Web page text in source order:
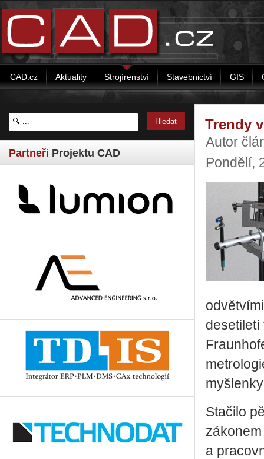
CAD.cz Aktuality Strojírenství Stavebnictví GIS
Partneři Projektu CAD
Trendy
Autor
Pondělí,
desetiletí
Stačilo
a